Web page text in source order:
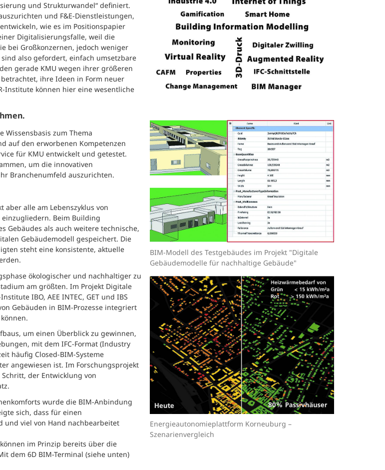
und Strukturwandel“ definiert.
und F&E-Dienstleistungen,
wie es im Positionspapier
Digitalisierungsfalle, weil die
bei Großkonzernen, jedoch weniger
also gefordert, einfach umsetzbare
gerade KMU wegen ihrer größeren
ihre Ideen in Form neuer
Institute können hier eine wesentliche
Wissensbasis zum Thema
auf den erworbenen Kompetenzen
für KMU entwickelt und getestet.
um die innovativen
Branchenumfeld auszurichten.
alle am Lebenszyklus von
Beim Building
Gebäudes als auch weitere technische,
Gebäudemodell gespeichert. Die
steht eine konsistente, aktuelle
ökologischer und nachhaltiger zu
am größten. Im Projekt Digitale
IBO, AEE INTEC, GET und IBS
Gebäuden in BIM-Prozesse integriert
um einen Überblick zu gewinnen,
mit dem IFC-Format (Industry
häufig Closed-BIM-Systeme
angewiesen ist. Im Forschungsprojekt
der Entwicklung von
wurde die BIM-Anbindung
sich, dass für einen
und viel von Hand nachbearbeitet
im Prinzip bereits über die
dem 6D BIM-Terminal (siehe unten)
BIM-Modell des Testgebäudes im Projekt "Digitale
Gebäudemodelle für nachhaltige Gebäude"
Energieautonomieplattform Korneuburg –
Szenarienvergleich